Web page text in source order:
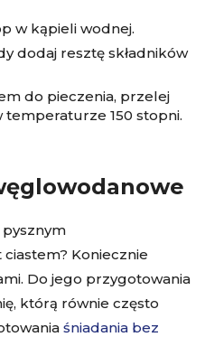
w kąpieli wodnej.
dodaj resztę składników
do pieczenia, przelej
temperaturze 150 stopni.
Koniecznie
Do jego przygotowania
którą równie często
śniadania bez